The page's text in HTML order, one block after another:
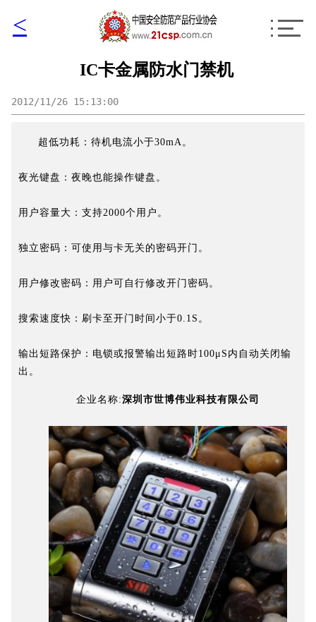
<
IC卡金属防水门禁机
2012/11/26 15:13:00
超低功耗：待机电流小于30mA。
夜光键盘：夜晚也能操作键盘。
用户容量大：支持2000个用户。
独立密码：可使用与卡无关的密码开门。
用户修改密码：用户可自行修改开门密码。
搜索速度快：刷卡至开门时间小于0.1S。
输出短路保护：电锁或报警输出短路时100μS内自动关闭输
出。
企业名称:深圳市世博伟业科技有限公司